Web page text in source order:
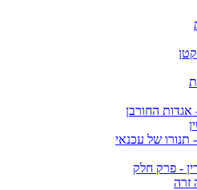
אגדות החורבן
של עכנאי
- פרק חלק
זרה